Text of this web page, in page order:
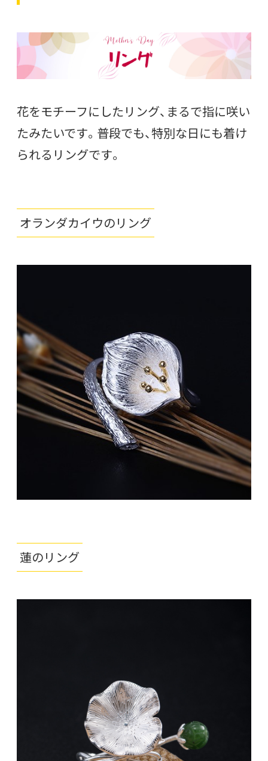
花をモチーフにしたリング、まるで指に咲い
たみたいです。普段でも、特別な日にも着け
られるリングです。
オランダカイウのリング
蓮のリング